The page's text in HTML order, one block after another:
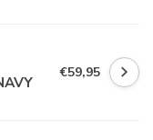
€59,95